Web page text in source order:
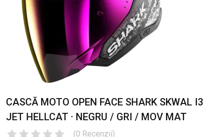
CASCĂ MOTO OPEN FACE SHARK SKWAL I3
JET HELLCAT · NEGRU / GRI / MOV MAT
(0 Recenzii)